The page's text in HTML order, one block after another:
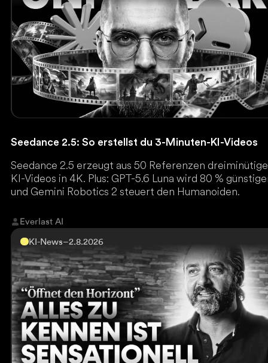
Seedance 2.5: So erstellst du 3-Minuten-KI-Videos
Seedance 2.5 erzeugt aus 50 Referenzen dreiminütige
KI-Videos in 4K. Plus: GPT-5.6 Luna wird 80 %
und Gemini Robotics 2 steuert den Humanoiden.
Everlast AI
KI-News–2.8.2026